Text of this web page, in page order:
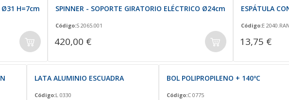
Ø31 H=7cm SPINNER - SOPORTE GIRATORIO ELÉCTRICO Ø24cm
Código:S 2065.001
420,00 €
ESPÁTULA
Código:E 2040.RAN
13,75 €
LATA ALUMINIO ESCUADRA
Código:L 0330
BOL POLIPROPILENO + 140ºC
Código:C 0775